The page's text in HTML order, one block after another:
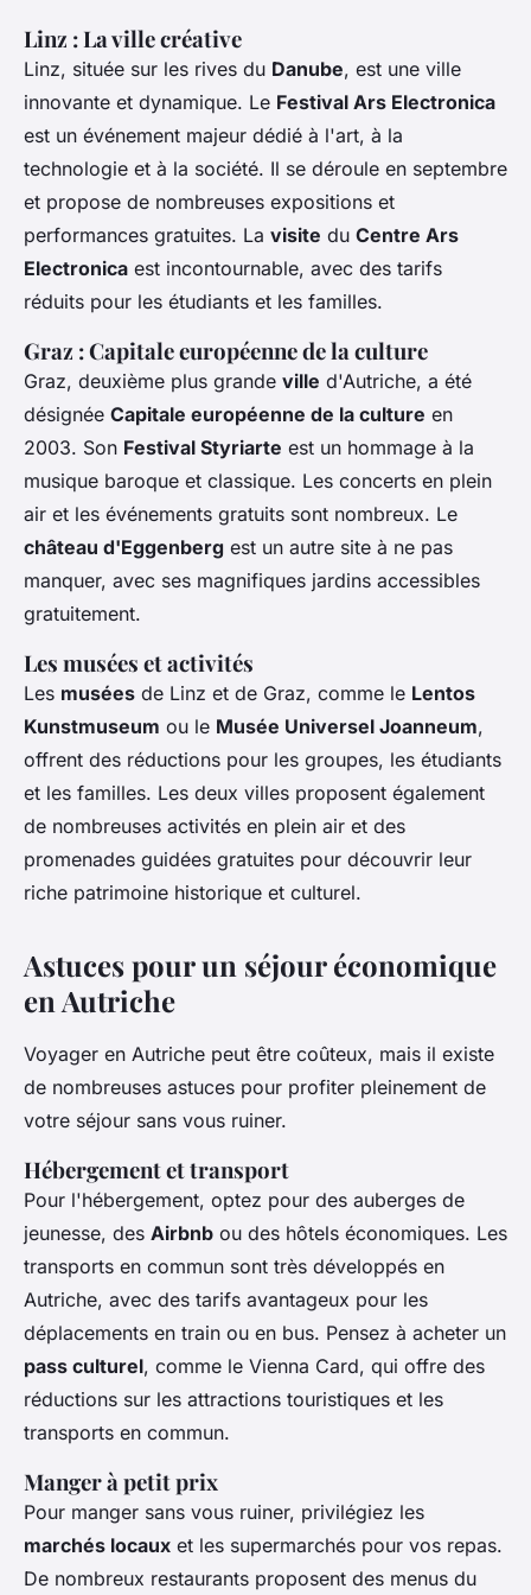
Linz : La ville créative
Linz, située sur les rives du Danube, est une ville
innovante et dynamique. Le Festival Ars Electronica
est un événement majeur dédié à l'art, à la
technologie et à la société. Il se déroule en septembre
et propose de nombreuses expositions et
performances gratuites. La visite du Centre Ars
Electronica est incontournable, avec des tarifs
réduits pour les étudiants et les familles.
Graz : Capitale européenne de la culture
Graz, deuxième plus grande ville d'Autriche, a été
désignée Capitale européenne de la culture en
2003. Son Festival Styriarte est un hommage à la
musique baroque et classique. Les concerts en plein
air et les événements gratuits sont nombreux. Le
château d'Eggenberg est un autre site à ne pas
manquer, avec ses magnifiques jardins accessibles
gratuitement.
Les musées et activités
Les musées de Linz et de Graz, comme le Lentos
Kunstmuseum ou le Musée Universel Joanneum,
offrent des réductions pour les groupes, les étudiants
et les familles. Les deux villes proposent également
de nombreuses activités en plein air et des
promenades guidées gratuites pour découvrir leur
riche patrimoine historique et culturel.
Astuces pour un séjour économique
en Autriche
Voyager en Autriche peut être coûteux, mais il existe
de nombreuses astuces pour profiter pleinement de
votre séjour sans vous ruiner.
Hébergement et transport
Pour l'hébergement, optez pour des auberges de
jeunesse, des Airbnb ou des hôtels économiques. Les
transports en commun sont très développés en
Autriche, avec des tarifs avantageux pour les
déplacements en train ou en bus. Pensez à acheter un
pass culturel, comme le Vienna Card, qui offre des
réductions sur les attractions touristiques et les
transports en commun.
Manger à petit prix
Pour manger sans vous ruiner, privilégiez les
marchés locaux et les supermarchés pour vos repas.
De nombreux restaurants proposent des menus du